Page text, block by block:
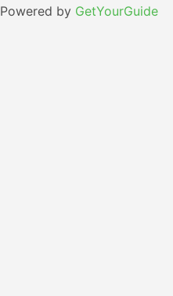
Powered by GetYourGuide